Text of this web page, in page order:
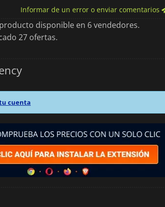
Informar de un error o enviar comentarios
disponible en 6 vendedores.
27 ofertas.
cuenta